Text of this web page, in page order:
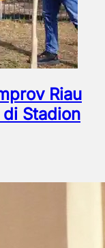
Riau
Stadion